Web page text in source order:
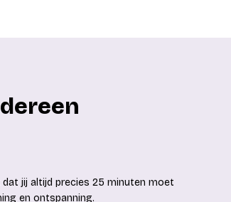
jij altijd precies 25 minuten moet
en ontspanning.